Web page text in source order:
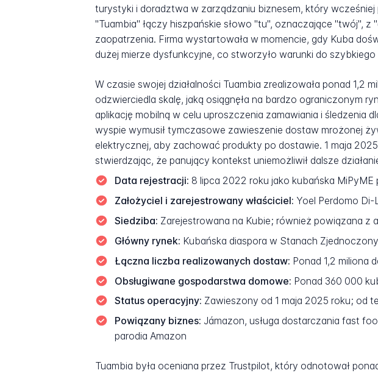
turystyki i doradztwa w zarządzaniu biznesem, który
"Tuambia" łączy hiszpańskie słowo "tu", oznaczające "twój", z
zaopatrzenia. Firma wystartowała w momencie, gdy Kuba
dużej mierze dysfunkcyjne, co stworzyło warunki do
W czasie swojej działalności Tuambia zrealizowała ponad
odzwierciedla skalę, jaką osiągnęła na bardzo ograniczonym
aplikację mobilną w celu uproszczenia zamawiania i
wyspie wymusił tymczasowe zawieszenie dostaw mrożonej
elektrycznej, aby zachować produkty po dostawie. 1 maja
stwierdzając, że panujący kontekst uniemożliwił dalsze
Data rejestracji: 8 lipca 2022 roku jako kubańska
Założyciel i zarejestrowany właściciel: Yoel Perdomo
Siedziba: Zarejestrowana na Kubie; również powiązana z
Główny rynek: Kubańska diaspora w Stanach
Łączna liczba realizowanych dostaw: Ponad 1,2 miliona
Obsługiwane gospodarstwa domowe: Ponad 360 000
Status operacyjny: Zawieszony od 1 maja 2025 roku; od
Powiązany biznes: Jámazon, usługa dostarczania fast
parodia Amazon
Tuambia była oceniana przez Trustpilot, który odnotował